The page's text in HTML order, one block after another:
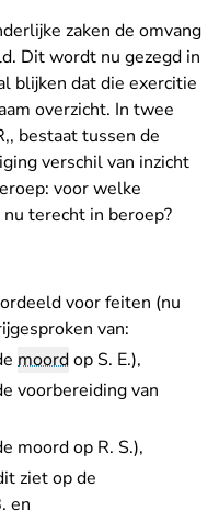
zaken de omvang
Dit wordt nu gezegd in
blijken dat die exercitie
overzicht. In twee
bestaat tussen de
verschil van inzicht
voor welke
terecht in beroep?
voor feiten (nu
van:
moordop S. E.),
voorbereiding van
moord op R. S.),
ziet op de
en